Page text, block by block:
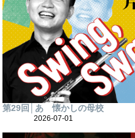
第29回│あゝ懐かしの母校
2026-07-01